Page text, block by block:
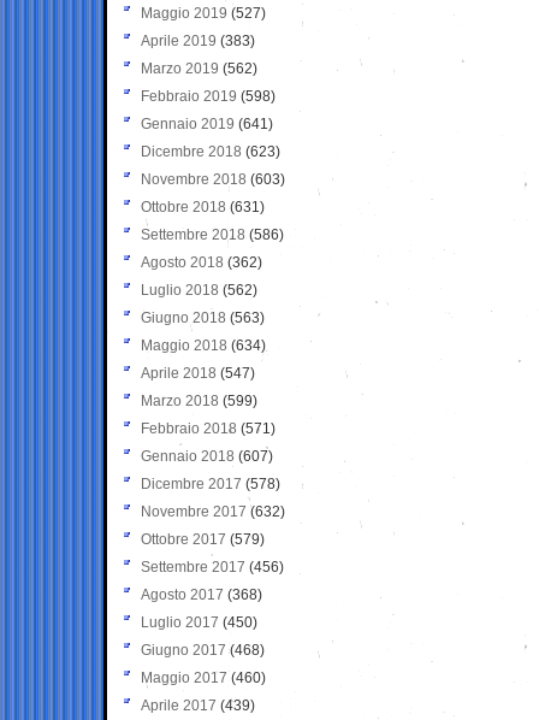
Maggio 2019 (527)
Aprile 2019 (383)
Marzo 2019 (562)
Febbraio 2019 (598)
Gennaio 2019 (641)
Dicembre 2018 (623)
Novembre 2018 (603)
Ottobre 2018 (631)
Settembre 2018 (586)
Agosto 2018 (362)
Luglio 2018 (562)
Giugno 2018 (563)
Maggio 2018 (634)
Aprile 2018 (547)
Marzo 2018 (599)
Febbraio 2018 (571)
Gennaio 2018 (607)
Dicembre 2017 (578)
Novembre 2017 (632)
Ottobre 2017 (579)
Settembre 2017 (456)
Agosto 2017 (368)
Luglio 2017 (450)
Giugno 2017 (468)
Maggio 2017 (460)
Aprile 2017 (439)